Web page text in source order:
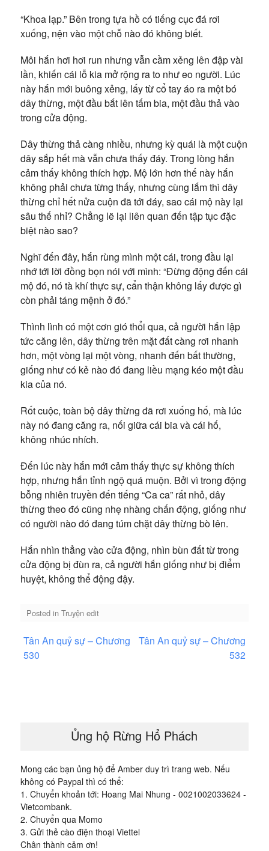
“Khoa lạp.” Bên trong tựa hồ có tiếng cục đá rơi
xuống, nện vào một chỗ nào đó không biết.
Môi hắn hơi hơi run nhưng vẫn cầm xẻng lên đập vài
lần, khiến cái lỗ kia mở rộng ra to như eo người. Lúc
này hắn mới buông xẻng, lấy từ cổ tay áo ra một bó
dây thừng, một đầu bắt lên tấm bia, một đầu thả vào
trong cửa động.
Dây thừng thả càng nhiều, nhưng kỳ quái là một cuộn
dây sắp hết mà vẫn chưa thấy đáy. Trong lòng hắn
cảm thấy không thích hợp. Mộ lớn hơn thế này hắn
không phải chưa từng thấy, nhưng cùng lắm thì dây
thừng chỉ hết nửa cuộn đã tới đáy, sao cái mộ này lại
sâu thế nhỉ? Chẳng lẽ lại liên quan đến tập tục đặc
biệt nào sao?
Nghĩ đến đây, hắn rùng mình một cái, trong đầu lại
nhớ tới lời đồng bọn nói với mình: “Đừng động đến cái
mộ đó, nó tà khí thực sự, cẩn thận không lấy được gì
còn phải táng mệnh ở đó.”
Thình lình có một cơn gió thổi qua, cả người hắn lập
tức căng lên, dây thừng trên mặt đất càng rơi nhanh
hơn, một vòng lại một vòng, nhanh đến bất thường,
giống như có kẻ nào đó đang liều mạng kéo một đầu
kia của nó.
Rốt cuộc, toàn bộ dây thừng đã rơi xuống hố, mà lúc
này nó đang căng ra, nối giữa cái bia và cái hố,
không nhúc nhích.
Đến lúc này hắn mới cảm thấy thực sự không thích
hợp, nhưng hắn tỉnh ngộ quá muộn. Bởi vì trong động
bỗng nhiên truyền đến tiếng “Ca ca” rất nhỏ, dây
thừng theo đó cũng nhẹ nhàng chấn động, giống như
có người nào đó đang túm chặt dây thừng bò lên.
Hắn nhìn thẳng vào cửa động, nhìn bùn đất từ trong
cửa động bị đùn ra, cả người hắn giống như bị điểm
huyệt, không thể động đậy.
Posted in Truyện edit
Điều
hướng
Tân An quỷ sự – Chương
530
Tân An quỷ sự – Chương
532
Ủng hộ Rừng Hổ Phách
Mong các bạn ủng hộ để Amber duy trì trang web. Nếu
không có Paypal thì có thể:
1. Chuyển khoản tới: Hoang Mai Nhung - 0021002033624 -
Vietcombank.
2. Chuyển qua Momo
3. Gửi thẻ cào điện thoại Viettel
Chân thành cảm ơn!